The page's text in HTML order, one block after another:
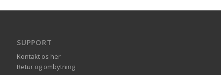
SUPPORT
Kontakt os her
Retur og ombytning